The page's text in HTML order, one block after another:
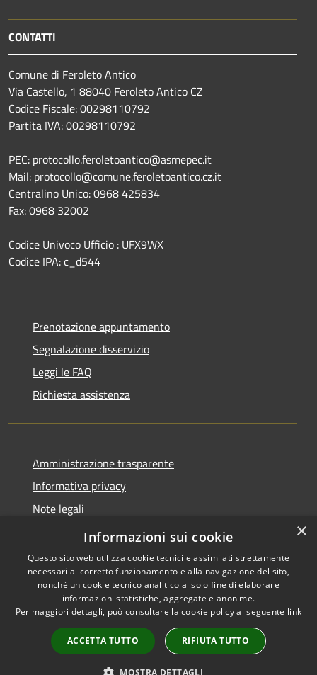
CONTATTI
Comune di Feroleto Antico
Via Castello, 1 88040 Feroleto Antico CZ
Codice Fiscale: 00298110792
Partita IVA: 00298110792
PEC: protocollo.feroletoantico@asmepec.it
Mail: protocollo@comune.feroletoantico.cz.it
Centralino Unico: 0968 425834
Fax: 0968 32002
Codice Univoco Ufficio : UFX9WX
Codice IPA: c_d544
Prenotazione appuntamento
Segnalazione disservizio
Leggi le FAQ
Richiesta assistenza
Amministrazione trasparente
Informativa privacy
Note legali
Dichiarazione di accessibilità
Accessibilità
Copyright © 2026 • Comune di
Feroleto Antico • Powered by
Municipium•
Accesso
redazione
×
Informazioni sui cookie
Questo sito web utilizza cookie tecnici e assimilati strettamente
necessari al corretto funzionamento e alla navigazione del sito,
nonché un cookie tecnico analitico al solo fine di elaborare
informazioni statistiche, aggregate e anonime.
Per maggiori dettagli, può consultare la cookie policy al seguente link
ACCETTA TUTTO RIFIUTA TUTTO
MOSTRA DETTAGLI